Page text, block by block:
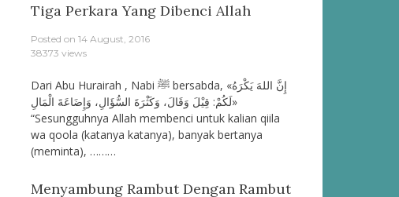
Tiga Perkara Yang Dibenci Allah
Posted on 14 August, 2016
38373 views
Dari Abu Hurairah , Nabi ﷺ bersabda, «إِنَّ اللهَ يَكْرَهُ
لَكُمْ: قِيْلَ وَقَالَ، وَكَثْرَةَ السُّؤَالِ، وَإِضَاعَةَ الْمَالِ»
“Sesungguhnya Allah membenci untuk kalian qiila
wa qoola (katanya katanya), banyak bertanya
(meminta), ………
Menyambung Rambut Dengan Rambut